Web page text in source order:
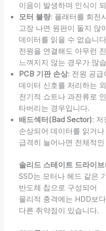
이음이 발생하며 인식이
모터 불량: 플래터를 회전
고장 나면 원판이 돌지 않
데이터를 읽을 수 없습니
전원을 연결해도 아무런
느껴지지 않는 경우가 많
PCB 기판 손상: 전원 공급
데이터 신호를 처리하는
전기적 쇼트나 과전류로
타버리는 경우입니다.
배드섹터(Bad Sector): 저
손상되어 데이터를 읽거
급격히 늘어나면 전체적
솔리드 스테이트 드라이
SSD는 모터나 헤드 같은
반도체 칩으로 구성되어
물리적 충격에는 HDD보
다른 취약점이 있습니다.